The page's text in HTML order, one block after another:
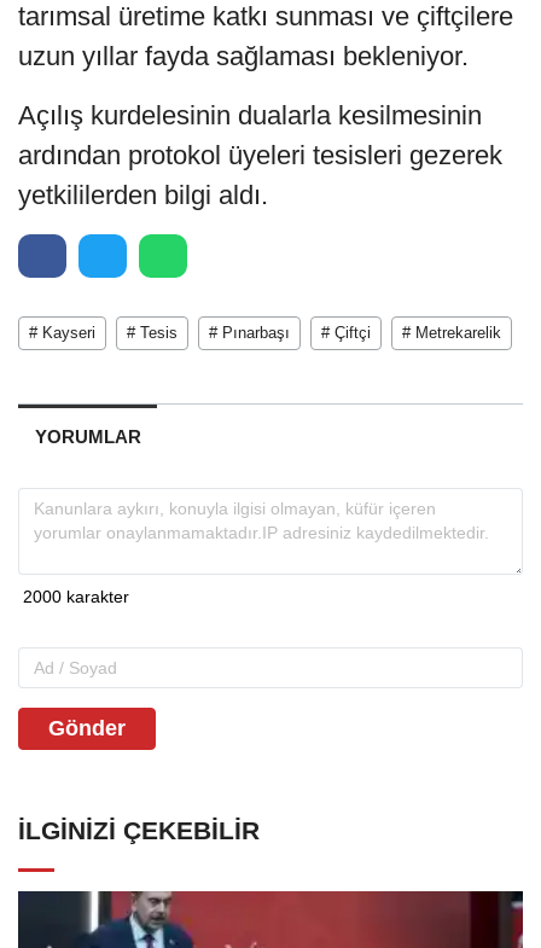
tarımsal üretime katkı sunması ve çiftçilere
uzun yıllar fayda sağlaması bekleniyor.
Açılış kurdelesinin dualarla kesilmesinin
ardından protokol üyeleri tesisleri gezerek
yetkililerden bilgi aldı.
# Kayseri # Tesis # Pınarbaşı # Çiftçi # Metrekarelik
YORUMLAR
Gönder
İLGINIZI ÇEKEBILIR